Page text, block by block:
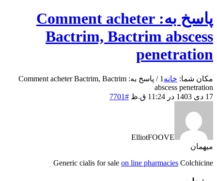
پاسخ به: Comment acheter
Bactrim, Bactrim abscess
penetration
مکان شما: خانه 1
/
پاسخ به: Comment acheter Bactrim, Bactrim
abscess penetration
17 دی 1403 در 11:24 ق.ظ
#7701
ElliotFOOVE
میهمان
Generic cialis for sale on line pharmacies Colchicine